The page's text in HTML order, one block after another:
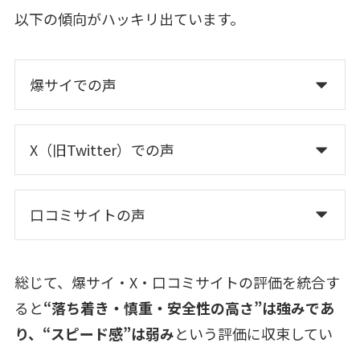
以下の傾向がハッキリ出ています。
爆サイでの声
X（旧Twitter）での声
口コミサイトの声
総じて、爆サイ・X・口コミサイトの評価を統合す
ると“落ち着き・慎重・安全性の高さ”は強みであ
り、“スピード感”は弱みという評価に収束してい